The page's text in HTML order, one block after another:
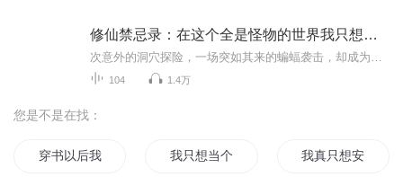
修仙禁忌录：在这个全是怪物的世界我只想长生
104 1.4万
您是不是在找：
穿书以后我只想安静修仙我只想当个安静的美少年我真只想安静修